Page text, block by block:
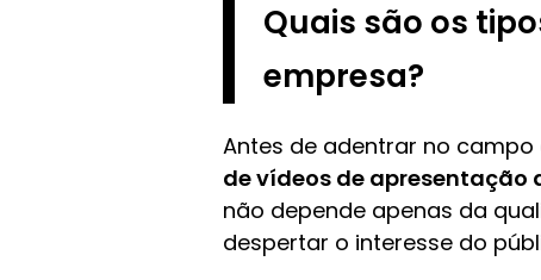
Quais são os
empresa?
Antes de adentrar no campo
de vídeos de apresentação
não depende apenas da
despertar o interesse do